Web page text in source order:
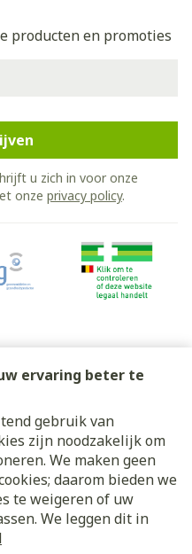
ervaring beter te
gebruik van
zijn noodzakelijk om
We maken geen
daarom bieden we
te weigeren of uw
We leggen dit in
producten en promoties
u zich in voor onze
onze privacy policy.